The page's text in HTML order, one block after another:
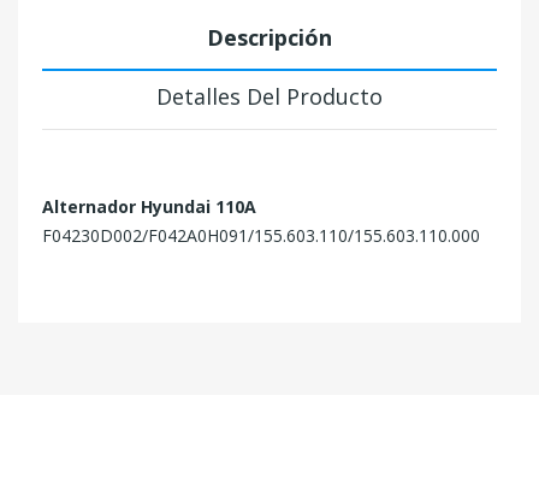
Descripción
Detalles Del Producto
Alternador Hyundai 110A
F04230D002/F042A0H091/155.603.110/155.603.110.000